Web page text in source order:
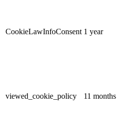
CookieLawInfoConsent 1 year
viewed_cookie_policy 11 months